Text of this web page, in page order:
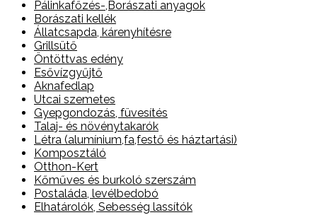
Pálinkafőzés-,Borászati anyagok
Borászati kellék
Állatcsapda, kárenyhítésre
Grillsütő
Öntöttvas edény
Esővízgyűjtő
Aknafedlap
Utcai szemetes
Gyepgondozás, füvesítés
Talaj- és növénytakarók
Létra (alumínium,fa,festő és háztartási)
Komposztáló
Otthon-Kert
Kőműves és burkoló szerszám
Postaláda, levélbedobó
Elhatárolók, Sebesség lassítók